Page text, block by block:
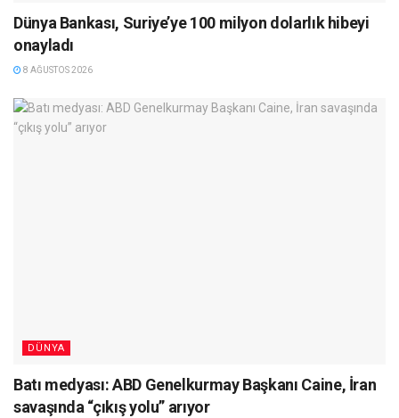
Dünya Bankası, Suriye’ye 100 milyon dolarlık hibeyi
onayladı
8 AĞUSTOS 2026
DÜNYA
Batı medyası: ABD Genelkurmay Başkanı Caine, İran
savaşında “çıkış yolu” arıyor